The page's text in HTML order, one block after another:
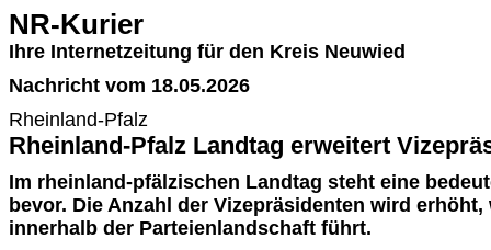
NR-Kurier
Ihre Internetzeitung für den Kreis Neuwied
Nachricht vom 18.05.2026
Rheinland-Pfalz
Rheinland-Pfalz Landtag erweitert
Im rheinland-pfälzischen Landtag steht eine
bevor. Die Anzahl der Vizepräsidenten wird
innerhalb der Parteienlandschaft führt.